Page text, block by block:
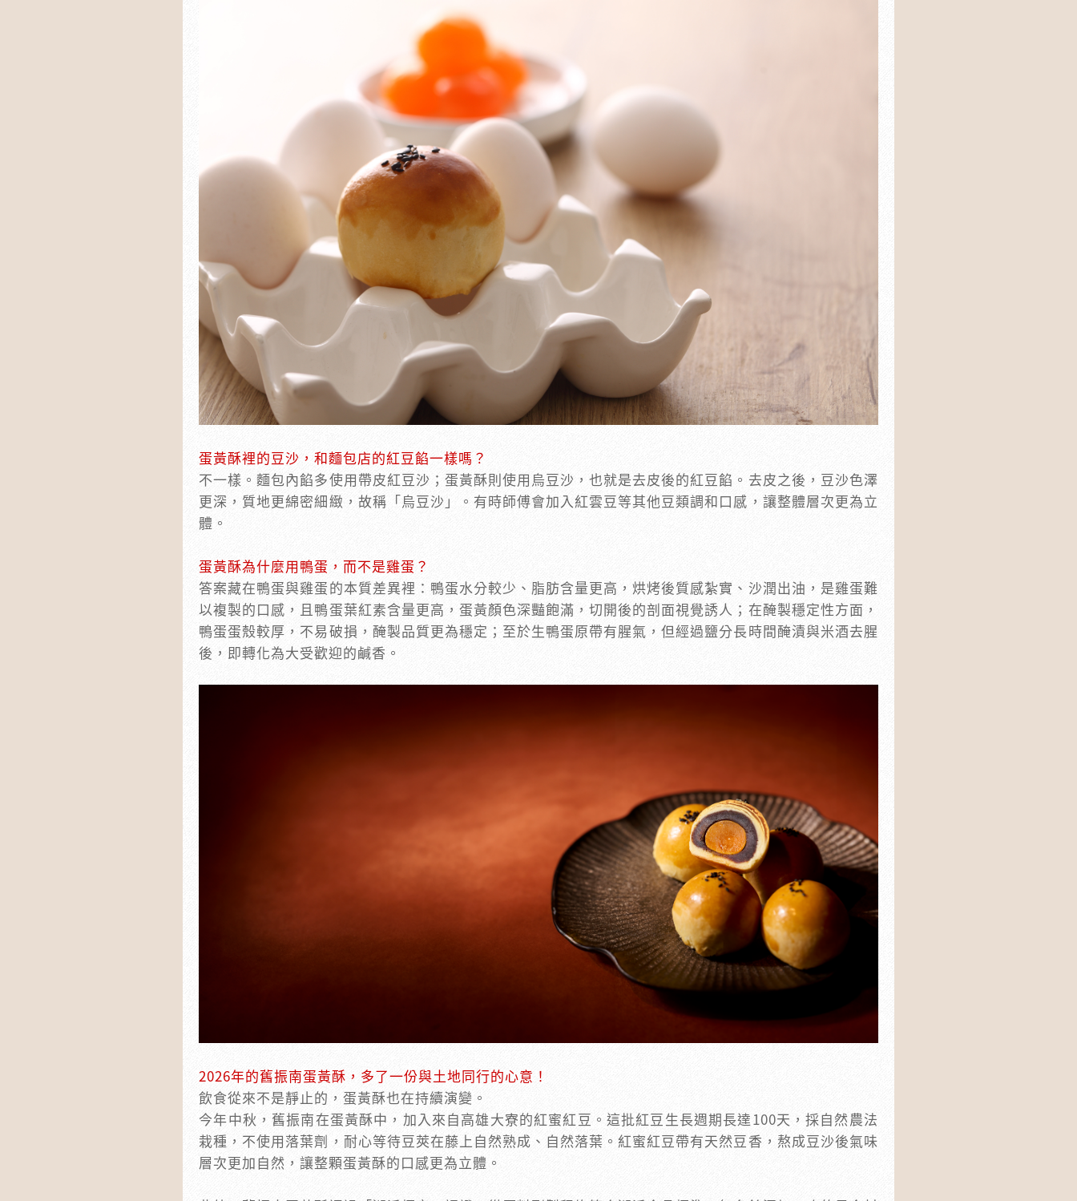
蛋黃酥裡的豆沙，和麵包店的紅豆餡一樣嗎？
不一樣。麵包內餡多使用帶皮紅豆沙；蛋黃酥則使用烏豆沙，也就是去皮後的紅豆餡。去皮之後，豆沙色澤
更深，質地更綿密細緻，故稱「烏豆沙」。有時師傅會加入紅雲豆等其他豆類調和口感，讓整體層次更為立
體。
蛋黃酥為什麼用鴨蛋，而不是雞蛋？
答案藏在鴨蛋與雞蛋的本質差異裡：鴨蛋水分較少、脂肪含量更高，烘烤後質感紮實、沙潤出油，是雞蛋難
以複製的口感，且鴨蛋葉紅素含量更高，蛋黃顏色深豔飽滿，切開後的剖面視覺誘人；在醃製穩定性方面，
鴨蛋蛋殼較厚，不易破損，醃製品質更為穩定；至於生鴨蛋原帶有腥氣，但經過鹽分長時間醃漬與米酒去腥
後，即轉化為大受歡迎的鹹香。
2026年的舊振南蛋黃酥，多了一份與土地同行的心意！
飲食從來不是靜止的，蛋黃酥也在持續演變。
今年中秋，舊振南在蛋黃酥中，加入來自高雄大寮的紅蜜紅豆。這批紅豆生長週期長達100天，採自然農法
栽種，不使用落葉劑，耐心等待豆莢在藤上自然熟成、自然落葉。紅蜜紅豆帶有天然豆香，熬成豆沙後氣味
層次更加自然，讓整顆蛋黃酥的口感更為立體。